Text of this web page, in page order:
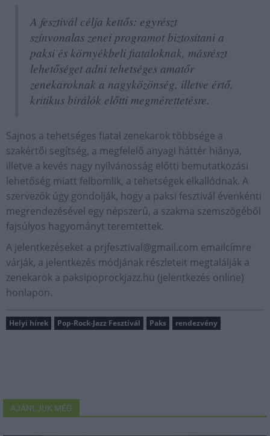
A fesztivál célja kettős: egyrészt
színvonalas zenei programot biztosítani a
paksi és környékbeli fiataloknak, másrészt
lehetőséget adni tehetséges amatőr
zenekaroknak a nagyközönség, illetve értő,
kritikus bírálók előtti megmérettetésre.
Sajnos a tehetséges fiatal zenekarok többsége a
szakértői segítség, a megfelelő anyagi háttér hiánya,
illetve a kevés nagy nyilvánosság előtti bemutatkozási
lehetőség miatt felbomlik, a tehetségek elkallódnak. A
szervezők úgy gondolják, hogy a paksi fesztivál évenkénti
megrendezésével egy népszerű, a szakma szemszögéből
fajsúlyos hagyományt teremtettek.
A jelentkezéseket a prjfesztival@gmail.com emailcímre
várják, a jelentkezés módjának részleteit megtalálják a
zenekarok a paksipoprockjazz.hu (jelentkezés online)
honlapon.
Helyi hírek Pop-Rock-Jazz Fesztivál Paks rendezvény
AJÁNLJUK MÉG